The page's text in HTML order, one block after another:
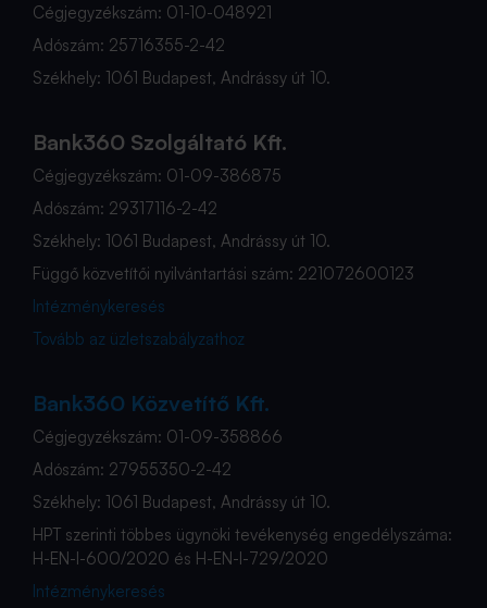
Cégjegyzékszám: 01-10-048921
Adószám: 25716355-2-42
Székhely: 1061 Budapest, Andrássy út 10.
Bank360 Szolgáltató Kft.
Cégjegyzékszám: 01-09-386875
Adószám: 29317116-2-42
Székhely: 1061 Budapest, Andrássy út 10.
Függő közvetítői nyilvántartási szám: 221072600123
Intézménykeresés
Tovább az üzletszabályzathoz
Bank360 Közvetítő Kft.
Cégjegyzékszám: 01-09-358866
Adószám: 27955350-2-42
Székhely: 1061 Budapest, Andrássy út 10.
HPT szerinti többes ügynöki tevékenység engedélyszáma:
H-EN-I-600/2020 és H-EN-I-729/2020
Intézménykeresés